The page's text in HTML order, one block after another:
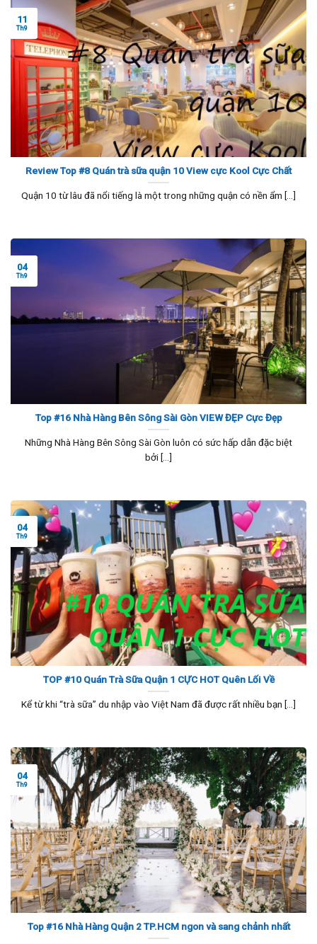
Review Top #8 Quán trà sữa quận 10 View cực Kool Cực Chất
Quận 10 từ lâu đã nổi tiếng là một trong những quận có nền ẩm [...]
11
Th9
Top #16 Nhà Hàng Bên Sông Sài Gòn VIEW ĐẸP Cực Đẹp
Những Nhà Hàng Bên Sông Sài Gòn luôn có sức hấp dẫn đặc biệt
bởi [...]
04
Th9
TOP #10 Quán Trà Sữa Quận 1 CỰC HOT Quên Lối Về
Kể từ khi “trà sữa” du nhập vào Việt Nam đã được rất nhiều bạn [...]
04
Th9
Top #16 Nhà Hàng Quận 2 TP.HCM ngon và sang chảnh nhất
04
Th9